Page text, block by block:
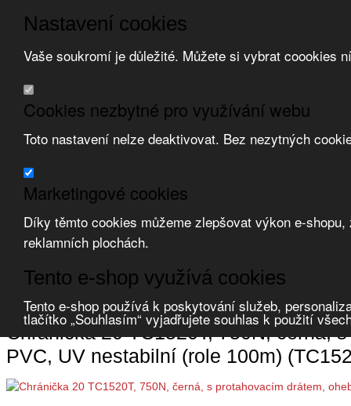
Nastavení cookies
Vaše soukromí je důležité. Můžete si vybrat coookies
Cookies nezbytné pro využívání webu
Toto nastavení nelze deaktivovat. Bez nezytných
Marketingové cookies
Díky těmto cookies můžeme zlepšovat výkon e-
reklamních plochách.
Tento e-shop využívá cookies
Tento e-shop používá k poskytování služeb,
tlačítko „Souhlasím“ vyjadřujete souhlas k použití
Přeskočit na hlavní obsah Přeskočit na doplňující obsah
Obchodní podmínky
Registrace
Zvolte měnu:
Přihlásit uživatele
Úvod Uložení vedení, krabice chráničky ohebné korugované (husí
Chránička 20 TC1520T, 750N, černá,
PVC, UV nestabilní (role 100m)